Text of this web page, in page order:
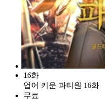
16화
업어 키운 파티원 16화
무료